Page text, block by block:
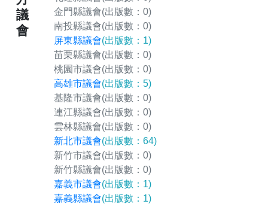
議
會
金門縣議會(出版數：0)
南投縣議會(出版數：0)
屏東縣議會(出版數：1)
苗栗縣議會(出版數：0)
桃園市議會(出版數：0)
高雄市議會(出版數：5)
基隆市議會(出版數：0)
連江縣議會(出版數：0)
雲林縣議會(出版數：0)
新北市議會(出版數：64)
新竹市議會(出版數：0)
新竹縣議會(出版數：0)
嘉義市議會(出版數：1)
嘉義縣議會(出版數：1)